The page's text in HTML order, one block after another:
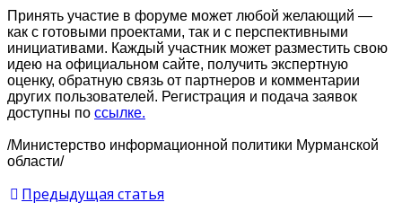
Принять участие в форуме может любой желающий —
как с готовыми проектами, так и с перспективными
инициативами. Каждый участник может разместить свою
идею на официальном сайте, получить экспертную
оценку, обратную связь от партнеров и комментарии
других пользователей. Регистрация и подача заявок
доступны по ссылке.
/Министерство информационной политики Мурманской
области/
Предыдущая статья